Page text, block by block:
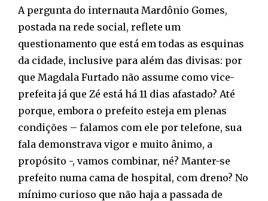
A pergunta do internauta Mardônio Gomes,
postada na rede social, reflete um
questionamento que está em todas as esquinas
da cidade, inclusive para além das divisas: por
que Magdala Furtado não assume como vice-
prefeita já que Zé está há 11 dias afastado? Até
porque, embora o prefeito esteja em plenas
condições – falamos com ele por telefone, sua
fala demonstrava vigor e muito ânimo, a
propósito -, vamos combinar, né? Manter-se
prefeito numa cama de hospital, com dreno? No
mínimo curioso que não haja a passada de